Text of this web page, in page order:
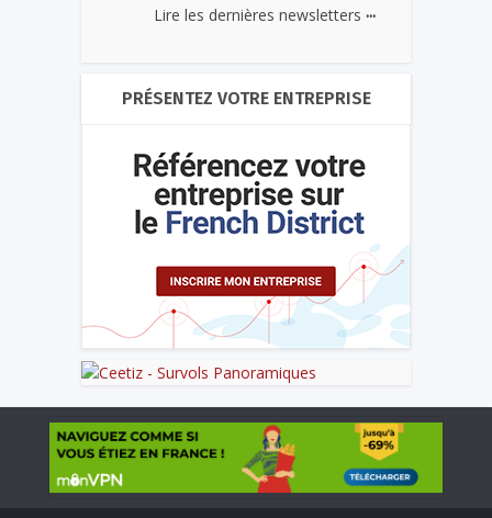
Lire les dernières newsletters ...
PRÉSENTEZ VOTRE ENTREPRISE